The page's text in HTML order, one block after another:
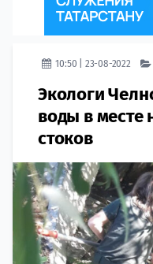
10:50 | 23-08-2022
Экологи
воды в месте
стоков